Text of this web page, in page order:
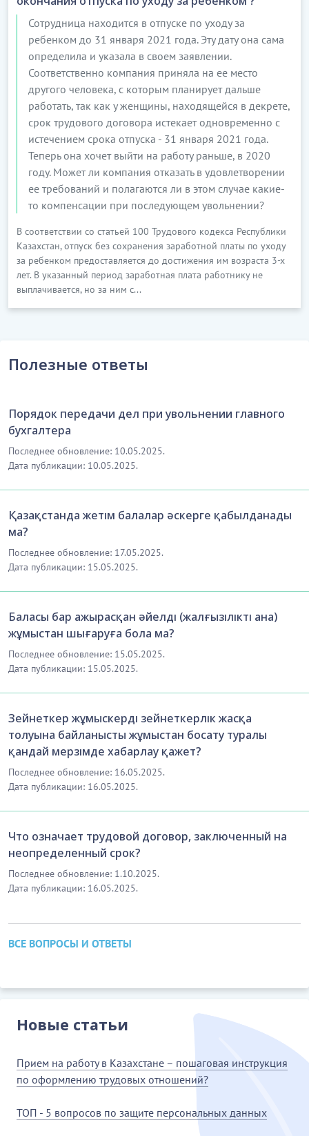
Сотрудница находится в отпуске по уходу за
ребенком до 31 января 2021 года. Эту дату она сама
определила и указала в своем заявлении.
Соответственно компания приняла на ее место
другого человека, с которым планирует дальше
работать, так как у женщины, находящейся в декрете,
срок трудового договора истекает одновременно с
истечением срока отпуска - 31 января 2021 года.
Теперь она хочет выйти на работу раньше, в 2020
году. Может ли компания отказать в удовлетворении
ее требований и полагаются ли в этом случае какие-
то компенсации при последующем увольнении?
В соответствии со статьей 100 Трудового кодекса Республики
Казахстан, отпуск без сохранения заработной платы по уходу
за ребенком предоставляется до достижения им возраста 3-х
лет. В указанный период заработная плата работнику не
выплачивается, но за ним с...
Полезные ответы
Порядок передачи дел при увольнении главного
бухгалтера
Последнее обновление: 10.05.2025.
Дата публикации: 10.05.2025.
Қазақстанда жетім балалар әскерге қабылданады
ма?
Последнее обновление: 17.05.2025.
Дата публикации: 15.05.2025.
Баласы бар ажырасқан әйелді (жалғызілікті ана)
жұмыстан шығаруға бола ма?
Последнее обновление: 15.05.2025.
Дата публикации: 15.05.2025.
Зейнеткер жұмыскерді зейнеткерлік жасқа
толуына байланысты жұмыстан босату туралы
қандай мерзімде хабарлау қажет?
Последнее обновление: 16.05.2025.
Дата публикации: 16.05.2025.
Что означает трудовой договор, заключенный на
неопределенный срок?
Последнее обновление: 1.10.2025.
Дата публикации: 16.05.2025.
ВСЕ ВОПРОСЫ И ОТВЕТЫ
Новые статьи
Прием на работу в Казахстане – пошаговая инструкция
по оформлению трудовых отношений?
ТОП - 5 вопросов по защите персональных данных